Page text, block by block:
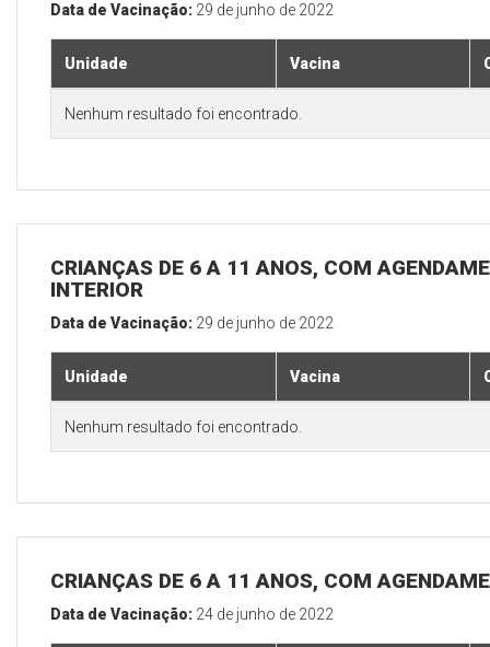
Data de Vacinação: 29 de junho de 2022
Unidade Vacina
Nenhum resultado foi encontrado.
CRIANÇAS DE 6 A 11 ANOS, COM
INTERIOR
Data de Vacinação: 29 de junho de 2022
Unidade Vacina
Nenhum resultado foi encontrado.
CRIANÇAS DE 6 A 11 ANOS, COM
Data de Vacinação: 24 de junho de 2022